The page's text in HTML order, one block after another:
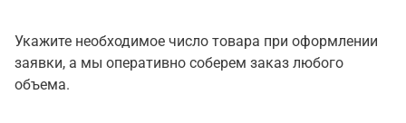
Укажите необходимое число товара при оформлении
заявки, а мы оперативно соберем заказ любого
объема.